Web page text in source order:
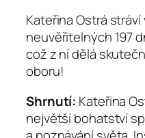
Kateřina Ostrá stráví
neuvěřitelných 197
což z ní dělá
oboru!
Shrnutí: Kateřina
největší bohatství